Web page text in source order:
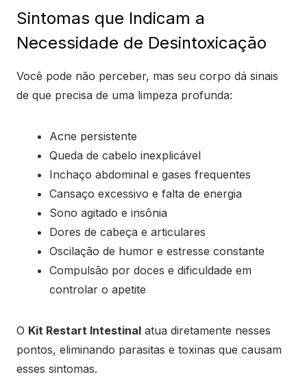
Sintomas que Indicam a
Necessidade de Desintoxicação
Você pode não perceber, mas seu corpo dá sinais
de que precisa de uma limpeza profunda:
Acne persistente
Queda de cabelo inexplicável
Inchaço abdominal e gases frequentes
Cansaço excessivo e falta de energia
Sono agitado e insônia
Dores de cabeça e articulares
Oscilação de humor e estresse constante
Compulsão por doces e dificuldade em
controlar o apetite
O Kit Restart Intestinal atua diretamente nesses
pontos, eliminando parasitas e toxinas que causam
esses sintomas.